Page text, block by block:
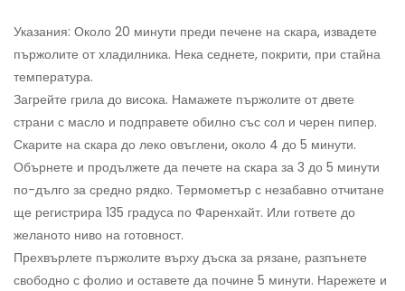
Указания: Около 20 минути преди печене на скара, извадете
пържолите от хладилника. Нека седнете, покрити, при стайна
температура.
Загрейте грила до висока. Намажете пържолите от двете
страни с масло и подправете обилно със сол и черен пипер.
Скарите на скара до леко овъглени, около 4 до 5 минути.
Обърнете и продължете да печете на скара за 3 до 5 минути
по-дълго за средно рядко. Термометър с незабавно отчитане
ще регистрира 135 градуса по Фаренхайт. Или гответе до
желаното ниво на готовност.
Прехвърлете пържолите върху дъска за рязане, разпънете
свободно с фолио и оставете да почине 5 минути. Нарежете и